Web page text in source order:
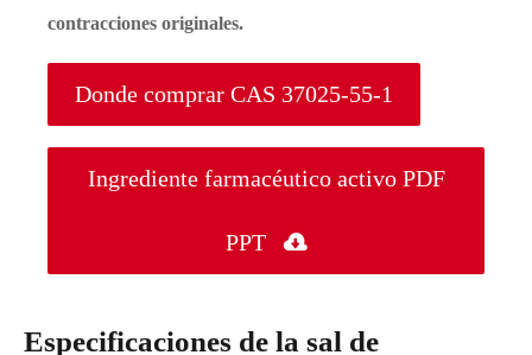
contracciones originales.
Donde comprar CAS 37025-55-1
Ingrediente farmacéutico activo PDF
PPT 
Especificaciones de la sal de